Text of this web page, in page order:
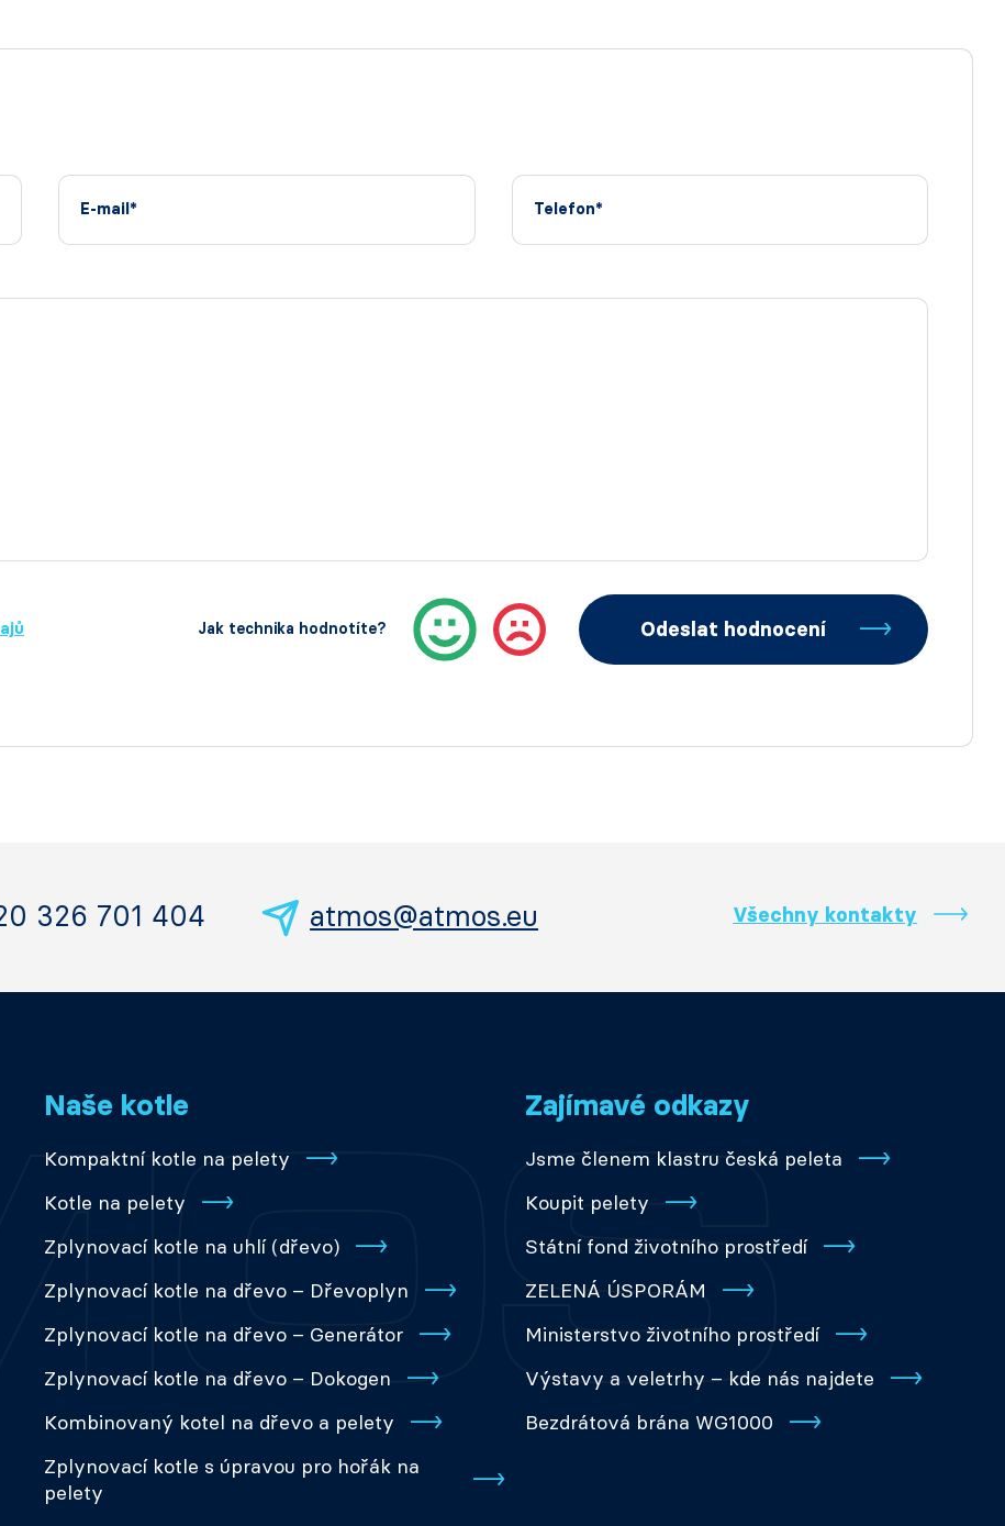
E-mail* Telefon*
Jak technika hodnotíte? Odeslat hodnocení
326 701 404 atmos@atmos.eu Všechny kontakty
Naše kotle
Kompaktní kotle na pelety
Kotle na pelety
Zplynovací kotle na uhlí (dřevo)
Zplynovací kotle na dřevo – Dřevoplyn
Zplynovací kotle na dřevo – Generátor
Zplynovací kotle na dřevo – Dokogen
Kombinovaný kotel na dřevo a pelety
Zplynovací kotle s úpravou pro hořák na
pelety
Zajímavé odkazy
Jsme členem klastru česká peleta
Koupit pelety
Státní fond životního prostředí
ZELENÁ ÚSPORÁM
Ministerstvo životního prostředí
Výstavy a veletrhy – kde nás najdete
Bezdrátová brána WG1000